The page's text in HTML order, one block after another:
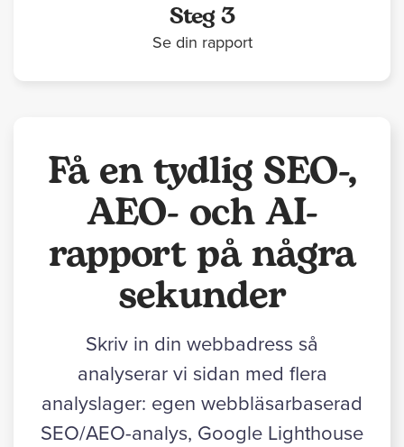
Steg 3
Se din rapport
Få en tydlig SEO-,
AEO- och AI-
rapport på några
sekunder
Skriv in din webbadress så
analyserar vi sidan med flera
analyslager: egen webbläsarbaserad
SEO/AEO-analys, Google Lighthouse